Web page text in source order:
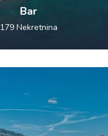
Bar
179Nekretnina